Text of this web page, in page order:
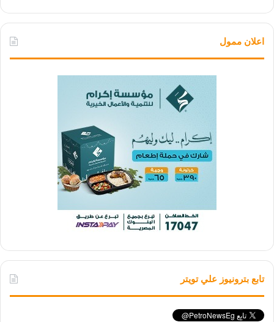
اعلان ممول
تابع بترونيوز علي تويتر